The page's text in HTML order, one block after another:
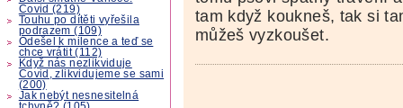
Covid (219)
Touhu po dítěti vyřešila
podrazem (109)
Odešel k milence a teď se
chce vrátit (112)
Když nás nezlikviduje
Covid, zlikvidujeme se sami
(200)
Jak nebýt nesnesitelná
tam když koukneš, tak si
můžeš vyzkoušet.